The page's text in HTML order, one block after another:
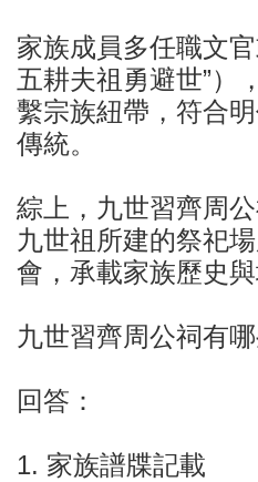
家族成員多任職文
五耕夫祖勇避世”）
繫宗族紐帶，符合
傳統。
綜上，九世習齊周
九世祖所建的祭祀
會，承載家族歷史與
九世習齊周公祠有
回答：
1. 家族譜牒記載